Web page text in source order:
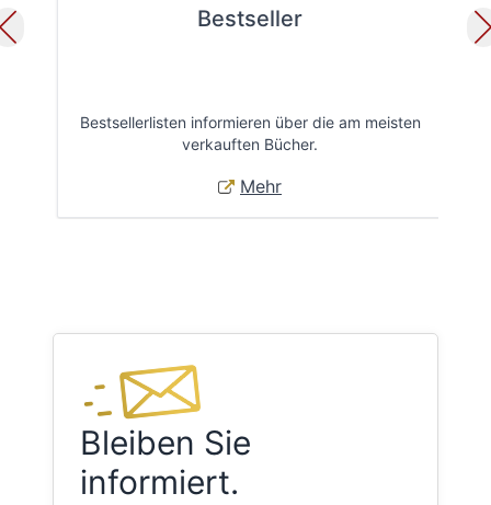
Bestseller
Bestsellerlisten informieren über die am meisten
verkauften Bücher.
Mehr
Bleiben Sie
informiert.